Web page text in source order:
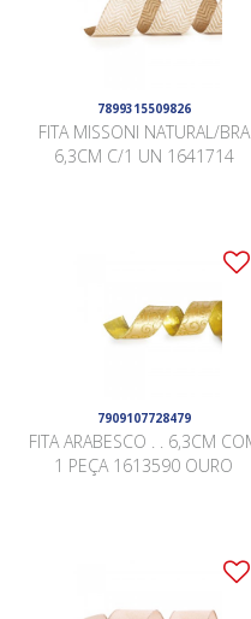
7899315509826
FITA MISSONI NATURAL/BRA
6,3CM C/1 UN 1641714
7909107728479
FITA ARABESCO . . 6,3CM COM
1 PEÇA 1613590 OURO